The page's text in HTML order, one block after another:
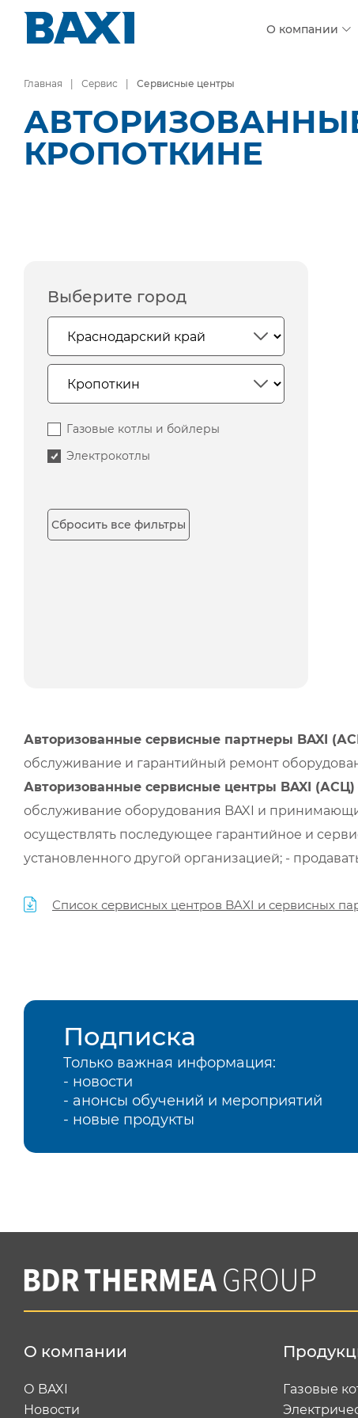
О компании
Главная Сервис Сервисные центры
КРОПОТКИНЕ
Выберите город
Газовые котлы и бойлеры
Электрокотлы
Сбросить все фильтры
Авторизованные сервисные партнеры BAXI
обслуживание и гарантийный ремонт
Авторизованные сервисные центры BAXI (АСЦ)
обслуживание оборудования BAXI и
осуществлять последующее гарантийное и
установленного другой организацией; -
Список сервисных центров BAXI и сервисных
Подписка
Только важная информация:
- новости
- анонсы обучений и мероприятий
- новые продукты
О компании
О BAXI
Новости
Газовые